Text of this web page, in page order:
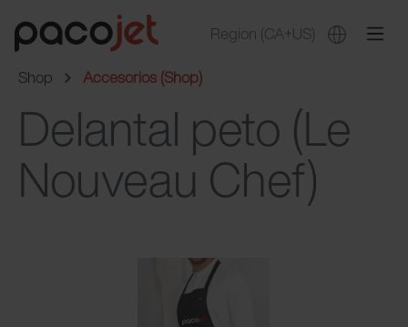
Region (CA+US)
Shop
Accesorios (Shop)
Delantal peto (Le
Nouveau Chef)